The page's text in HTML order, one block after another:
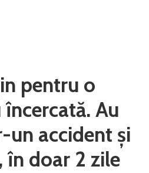
pentru o
Au
accident și
în doar 2 zile